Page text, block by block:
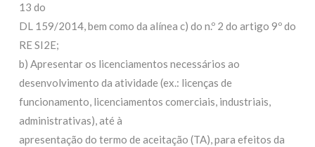
13 do
DL 159/2014, bem como da alínea c) do n.º 2 do artigo 9º do
RE SI2E;
b) Apresentar os licenciamentos necessários ao
desenvolvimento da atividade (ex.: licenças de
funcionamento, licenciamentos comerciais, industriais,
administrativas), até à
apresentação do termo de aceitação (TA), para efeitos da